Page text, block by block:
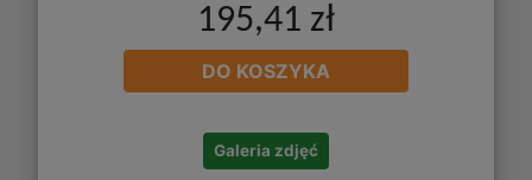
195,41 zł
DO KOSZYKA
Galeria zdjęć